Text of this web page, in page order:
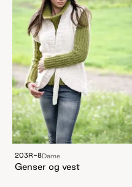
203R-8Dame
Genser og vest